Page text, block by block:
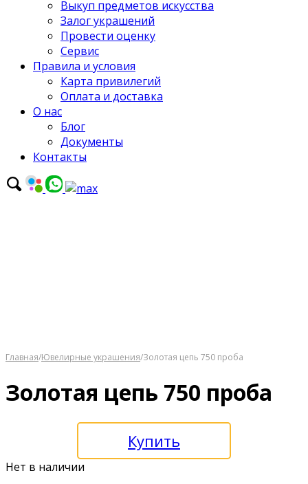
Выкуп предметов искусства
Залог украшений
Провести оценку
Сервис
Правила и условия
Карта привилегий
Оплата и доставка
О нас
Блог
Документы
Контакты
Главная/Ювелирные украшения/Золотая цепь 750 проба
Золотая цепь 750 проба
Купить
Нет в наличии